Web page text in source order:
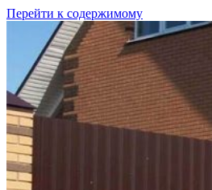
Перейти к содержимому